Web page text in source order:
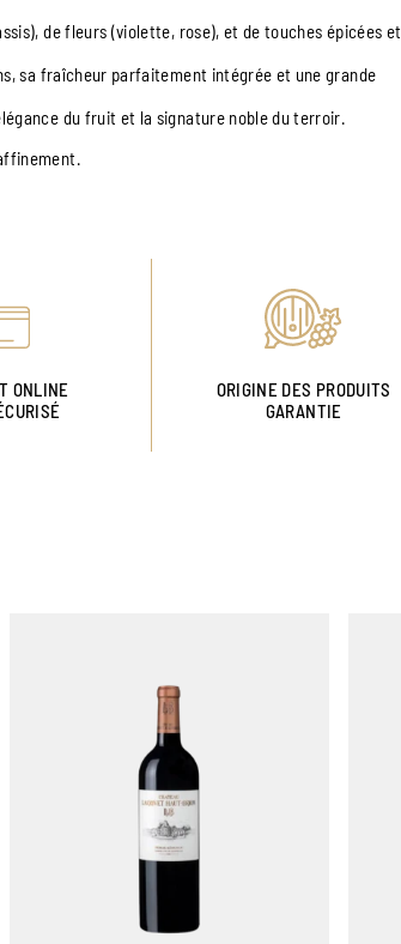
de fleurs (violette, rose), et de touches épicées et
sa fraîcheur parfaitement intégrée et une grande
du fruit et la signature noble du terroir.
ONLINE
ORIGINE DES PRODUITS
GARANTIE